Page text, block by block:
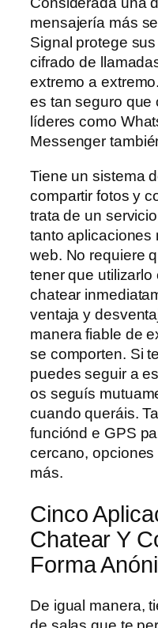
mensajería más
Signal protege
cifrado de
extremo a
es tan seguro que
líderes como
Messenger
Tiene un sistema
compartir fotos y
trata de un
tanto aplicaciones
web. No requiere
tener que
chatear
ventaja y
manera fiable de
se comporten. Si
puedes seguir a
os seguís
cuando queráis.
funciónd e GPS
cercano,
más.
Cinco
Chatear Y
Forma
De igual manera,